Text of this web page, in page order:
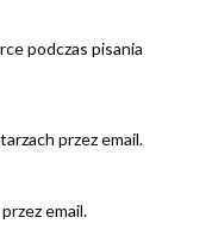
podczas pisania
przez email.
email.